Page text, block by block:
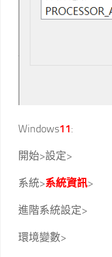
Windows11:
開始>設定>
系統>系統資訊>
進階系統設定>
環境變數>